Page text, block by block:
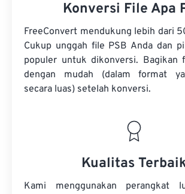
Konversi File Apa
FreeConvert mendukung lebih dari
Cukup unggah file PSB Anda dan
populer untuk dikonversi. Bagikan
dengan mudah (dalam format
secara luas) setelah konversi.
Kualitas
Kami menggunakan perangkat